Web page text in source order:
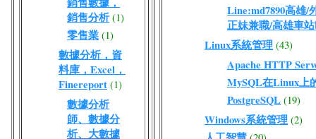
銷售分析 (1)
零售業 (1)
數據分析，資
料庫，Excel，
Finereport (1)
數據分析
師、數據分
析、大數據
Line:md7890高雄/
正妹兼職/高雄車
Linux系統管理 (43)
Apache HTTP
MySQL在Linux上
PostgreSQL (19)
Windows系統管理 (2)